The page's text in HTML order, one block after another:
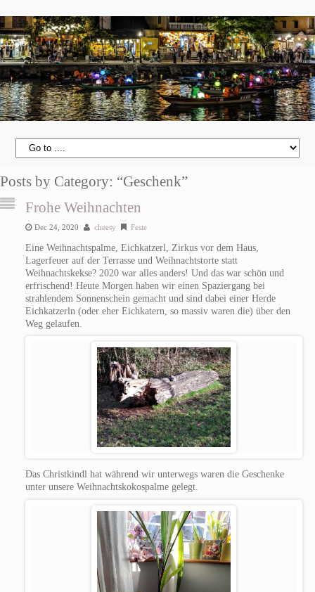
Posts by Category: “Geschenk”
Frohe Weihnachten
Dec 24, 2020 cheesy Feste
Eine Weihnachtspalme, Eichkatzerl, Zirkus vor dem Haus,
Lagerfeuer auf der Terrasse und Weihnachtstorte statt
Weihnachtskekse? 2020 war alles anders! Und das war schön und
erfrischend! Heute Morgen haben wir einen Spaziergang bei
strahlendem Sonnenschein gemacht und sind dabei einer Herde
Eichkatzerln (oder eher Eichkatern, so massiv waren die) über den
Weg gelaufen.
Das Christkindl hat während wir unterwegs waren die Geschenke
unter unsere Weihnachtskokospalme gelegt.